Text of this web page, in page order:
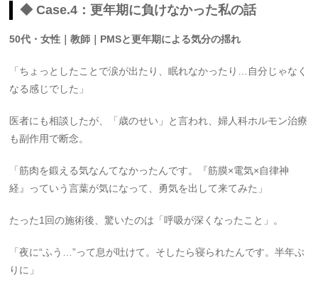
◆ Case.4：更年期に負けなかった私の話
50代・女性｜教師｜PMSと更年期による気分の揺れ
「ちょっとしたことで涙が出たり、眠れなかったり…自分じゃなく
なる感じでした」
医者にも相談したが、「歳のせい」と言われ、婦人科ホルモン治療
も副作用で断念。
「筋肉を鍛える気なんてなかったんです。『筋膜×電気×自律神
経』っていう言葉が気になって、勇気を出して来てみた」
たった1回の施術後、驚いたのは「呼吸が深くなったこと」。
「夜に“ふう…”って息が吐けて。そしたら寝られたんです。半年ぶ
りに」